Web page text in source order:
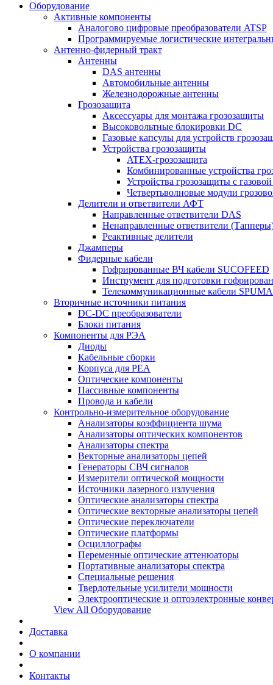
Оборудование
Активные компоненты
Аналогово цифровые преобразователи ATSP
Программируемые логистические
Антенно-фидерный тракт
Антенны
DAS антенны
Автомобильные антенны
Железнодорожные антенны
Грозозащита
Аксессуары для монтажа грозозащиты
Высоковольтные блокировки DC
Газовые капсулы для устройств
Устройства грозозащиты
ATEX-грозозащита
Комбинированные устройства
Устройства грозозащиты с
Четвертьволновые модули
Делители и ответвители АФТ
Направленные ответвители DAS
Ненаправленные ответвители
Реактивные делители
Джамперы
Фидерные кабели
Гофрированные ВЧ кабели SUCOFEED
Инструмент для подготовки
Телекоммуникационные кабели SPUMA
Вторичные источники питания
DC-DC преобразователи
Блоки питания
Компоненты для РЭА
Диоды
Кабельные сборки
Корпуса для РЕА
Оптические компоненты
Пассивные компоненты
Провода и кабели
Контрольно-измерительное оборудование
Анализаторы коэффициента шума
Анализаторы оптических компонентов
Анализаторы спектра
Векторные анализаторы цепей
Генераторы СВЧ сигналов
Измерители оптической мощности
Источники лазерного излучения
Оптические анализаторы спектра
Оптические векторные анализаторы цепей
Оптические переключатели
Оптические платформы
Осциллографы
Переменные оптические аттенюаторы
Портативные анализаторы спектра
Специальные решения
Твердотельные усилители мощности
Электрооптические и оптоэлектронные
View All Оборудование
Доставка
О компании
Контакты